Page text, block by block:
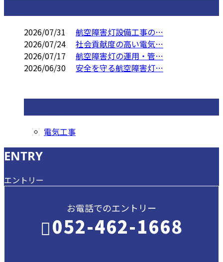
2026/07/31
航空障害灯設備工事の…
2026/07/24
社会貢献度の高い電気…
2026/07/17
航空障害灯の運用・管…
2026/06/30
安全を守る航空障害灯…
電気工事
ENTRY
エントリー
お電話でのエントリー
052-462-1668